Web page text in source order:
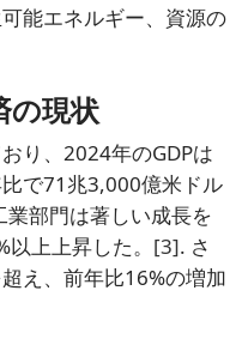
能エネルギー、資源の
の現状
り、2024年のGDPは
で71兆3,000億米ドル
業部門は著しい成長を
上上昇した。 [3]. さ
え、前年比16%の増加